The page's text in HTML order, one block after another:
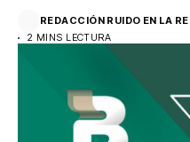
REDACCIÓN RUIDO EN LA
2 MINS LECTURA